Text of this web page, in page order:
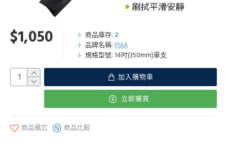
$1,050 商品庫存: 2
品牌名稱: PIAA
規格型號: 14吋(350mm)單支
加入購物車
立即購買
商品備忘 商品比較